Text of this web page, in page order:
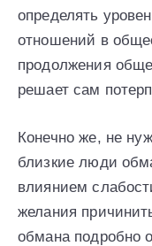
определять
отношений в
продолжения
решает сам
Конечно же, не
близкие люди
влиянием
желания
обмана подробно